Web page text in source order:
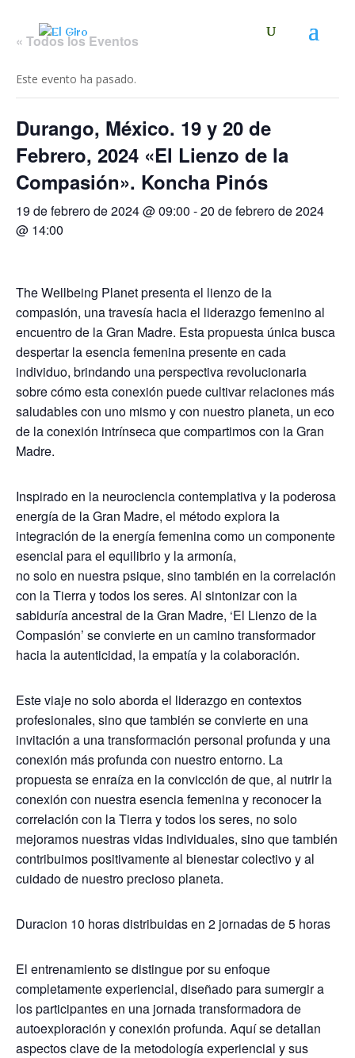
« Todos los Eventos
Este evento ha pasado.
Durango, México. 19 y 20 de
Febrero, 2024 «El Lienzo de la
Compasión». Koncha Pinós
19 de febrero de 2024 @ 09:00 -20 de febrero de 2024
@ 14:00
The Wellbeing Planet presenta el lienzo de la
compasión, una travesía hacia el liderazgo femenino al
encuentro de la Gran Madre. Esta propuesta única busca
despertar la esencia femenina presente en cada
individuo, brindando una perspectiva revolucionaria
sobre cómo esta conexión puede cultivar relaciones más
saludables con uno mismo y con nuestro planeta, un eco
de la conexión intrínseca que compartimos con la Gran
Madre.
Inspirado en la neurociencia contemplativa y la poderosa
energía de la Gran Madre, el método explora la
integración de la energía femenina como un componente
esencial para el equilibrio y la armonía,
no solo en nuestra psique, sino también en la correlación
con la Tierra y todos los seres. Al sintonizar con la
sabiduría ancestral de la Gran Madre, ‘El Lienzo de la
Compasión’ se convierte en un camino transformador
hacia la autenticidad, la empatía y la colaboración.
Este viaje no solo aborda el liderazgo en contextos
profesionales, sino que también se convierte en una
invitación a una transformación personal profunda y una
conexión más profunda con nuestro entorno. La
propuesta se enraíza en la convicción de que, al nutrir la
conexión con nuestra esencia femenina y reconocer la
correlación con la Tierra y todos los seres, no solo
mejoramos nuestras vidas individuales, sino que también
contribuimos positivamente al bienestar colectivo y al
cuidado de nuestro precioso planeta.
Duracion 10 horas distribuidas en 2 jornadas de 5 horas
El entrenamiento se distingue por su enfoque
completamente experiencial, diseñado para sumergir a
los participantes en una jornada transformadora de
autoexploración y conexión profunda. Aquí se detallan
aspectos clave de la metodología experiencial y sus